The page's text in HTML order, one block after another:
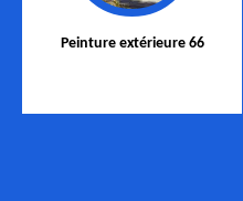
Peinture extérieure 66